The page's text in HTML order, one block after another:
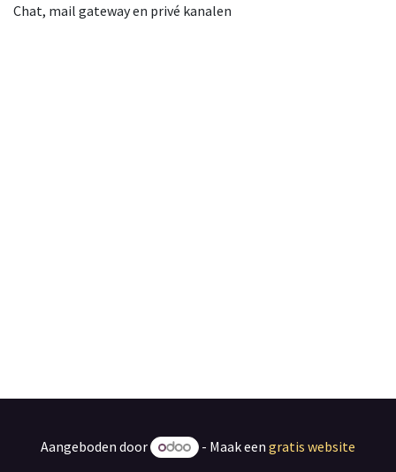
Chat, mail gateway en privé kanalen
Aangeboden door - Maak een gratis website